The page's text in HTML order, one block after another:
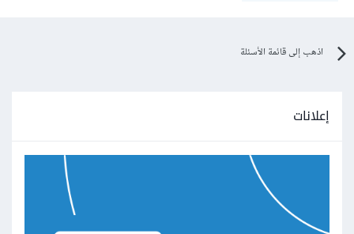
اذهب إلى قائمة الأسئلة
إعلانات